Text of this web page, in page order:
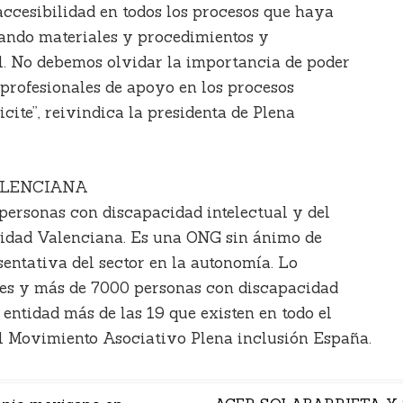
en todos los procesos que haya
materiales y procedimientos y
No debemos olvidar la importancia de poder
de apoyo en los procesos
reivindica la presidenta de Plena
con discapacidad intelectual y del
Valenciana. Es una ONG sin ánimo de
del sector en la autonomía. Lo
y más de 7000 personas con discapacidad
más de las 19 que existen en todo el
Asociativo Plena inclusión España.